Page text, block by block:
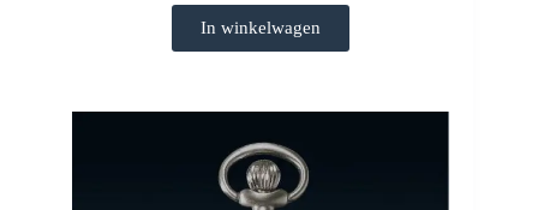
In winkelwagen